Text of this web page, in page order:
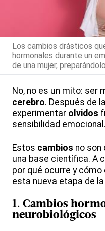
Los cambios drásticos
hormonales durante un
de una mujer,
No, no es un mito: ser
cerebro. Después de la
experimentar olvidos
sensibilidad emocional.
Estos cambios no son
una base científica. A
por qué ocurre y cómo
esta nueva etapa de
1. Cambios
neurobiológicos